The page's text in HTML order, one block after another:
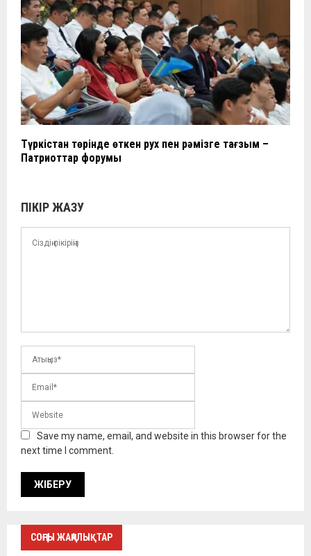
Түркістан төрінде өткен рух пен рәмізге тағзым –
Патриоттар форумы
ПІКІР ЖАЗУ
Save my name, email, and website in this browser for the
next time I comment.
СОҢҒЫ ЖАҢАЛЫҚТАР